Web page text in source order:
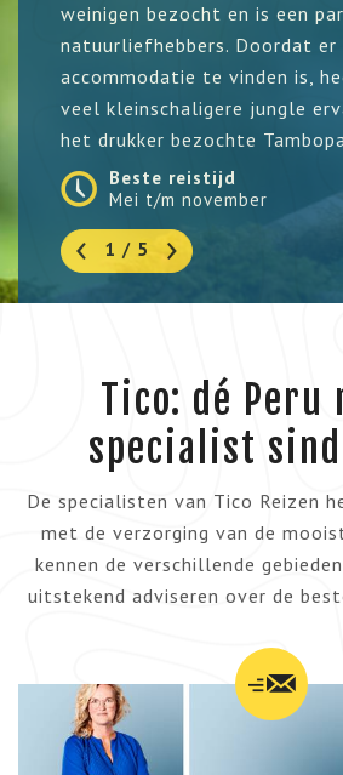
weinigen bezocht en is een
natuurliefhebbers. Doordat er
accommodatie te vinden is,
veel kleinschaligere jungle
het drukker bezochte
Beste reistijd
Mei t/m november
1 / 5
Tico: dé Peru
specialist
De specialisten van Tico Reizen
met de verzorging van de
kennen de verschillende
uitstekend adviseren over de